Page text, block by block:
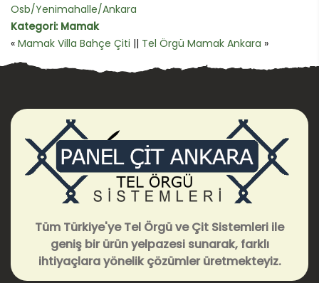
Osb/Yenimahalle/Ankara
Kategori: Mamak
« Mamak Villa Bahçe Çiti || Tel Örgü Mamak Ankara »
Tüm Türkiye'ye Tel Örgü ve Çit Sistemleri ile
geniş bir ürün yelpazesi sunarak, farklı
ihtiyaçlara yönelik çözümler üretmekteyiz.